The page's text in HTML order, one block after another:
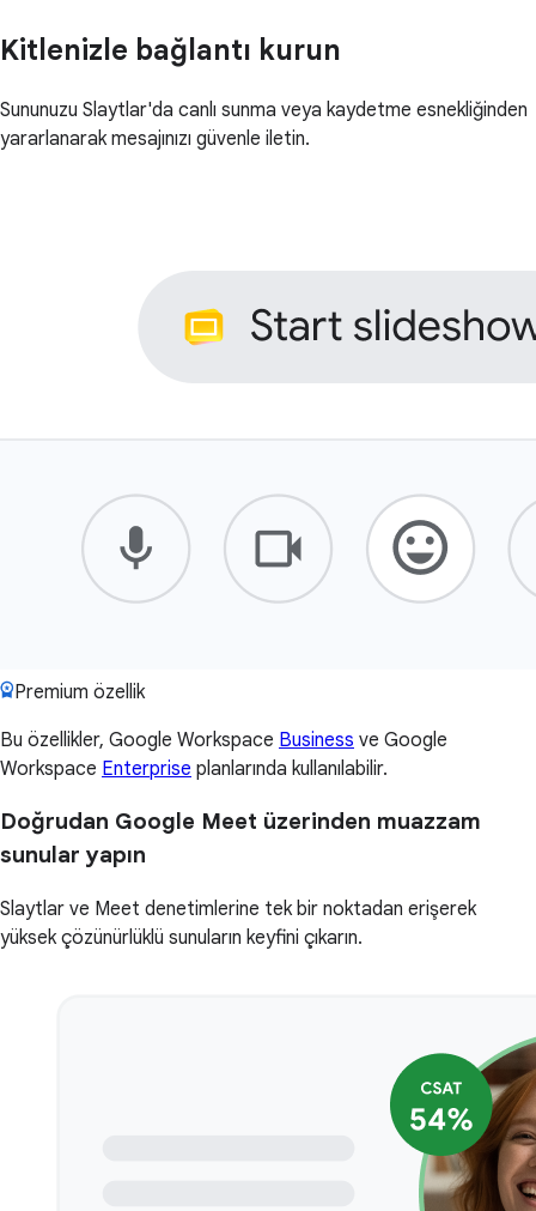
Kitlenizle bağlantı kurun
Sununuzu Slaytlar'da canlı sunma veya kaydetme esnekliğinden
yararlanarak mesajınızı güvenle iletin.
Premium özellik
Bu özellikler, Google Workspace Business ve Google
Workspace Enterprise planlarında kullanılabilir.
Doğrudan Google Meet üzerinden muazzam
sunular yapın
Slaytlar ve Meet denetimlerine tek bir noktadan erişerek
yüksek çözünürlüklü sunuların keyfini çıkarın.